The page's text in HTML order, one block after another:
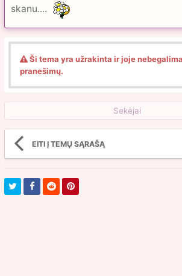
skanu....
Ši tema yra užrakinta ir joje
pranešimų.
Sekėjai
EITI Į TEMŲ SĄRAŠĄ